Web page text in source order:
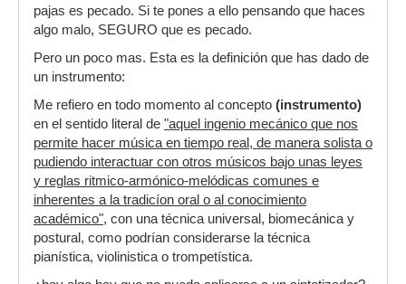
pajas es pecado. Si te pones a ello pensando que haces
algo malo, SEGURO que es pecado.
Pero un poco mas. Esta es la definición que has dado de
un instrumento:
Me refiero en todo momento al concepto (instrumento)
en el sentido literal de "aquel ingenio mecánico que nos
permite hacer música en tiempo real, de manera solista o
pudiendo interactuar con otros músicos bajo unas leyes
y reglas ritmico-armónico-melódicas comunes e
inherentes a la tradicíon oral o al conocimiento
académico", con una técnica universal, biomecánica y
postural, como podrían considerarse la técnica
pianística, violinistica o trompetística.